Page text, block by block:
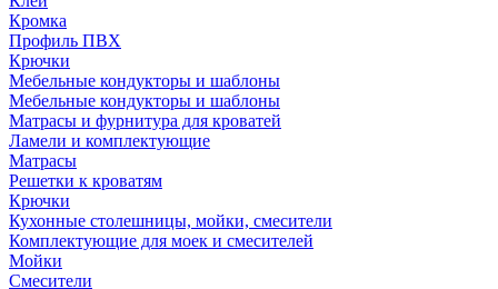
Кромка
Профиль ПВХ
Крючки
Мебельные кондукторы и шаблоны
Мебельные кондукторы и шаблоны
Матрасы и фурнитура для кроватей
Ламели и комплектующие
Матрасы
Решетки к кроватям
Крючки
Кухонные столешницы, мойки, смесители
Комплектующие для моек и смесителей
Мойки
Смесители